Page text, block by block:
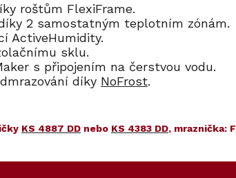
roštům FlexiFrame.
2 samostatným teplotním zónám.
ActiveHumidity.
sklu.
s připojením na čerstvou vodu.
díky NoFrost.
KS 4887 DD nebo KS 4383 DD, mraznička: F